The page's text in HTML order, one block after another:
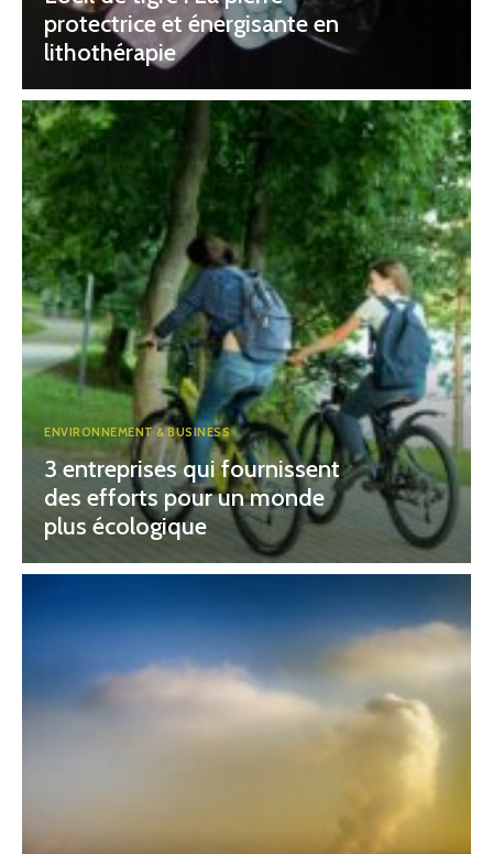
protectrice et énergisante en
lithothérapie
ENVIRONNEMENT & BUSINESS
3 entreprises qui fournissent
des efforts pour un monde
plus écologique